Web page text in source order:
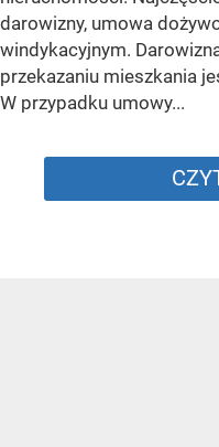
darowizny, umowa
windykacyjnym.
przekazaniu mieszkania
W przypadku umowy...